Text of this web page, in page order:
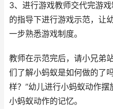
3、进行游戏教师交代完游
的指导下进行游戏示范，让
一步熟悉游戏制度。
教师在示范完后，请小兄弟
们了解小蚂蚁是如何做的了
样？”幼儿进行小蚂蚁动作
小蚂蚁动作的记忆。